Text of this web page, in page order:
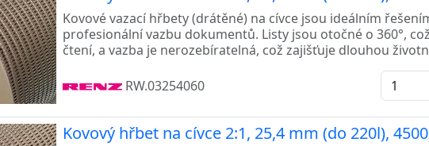
Kovové vazací hřbety (drátěné) na cívce jsou ideálním
profesionální vazbu dokumentů. Listy jsou otočné o 360°,
čtení, a vazba je nerozebíratelná, což zajišťuje dlouhou
RW.03254060
Kovový hřbet na cívce 2:1, 25,4 mm (do 220l),